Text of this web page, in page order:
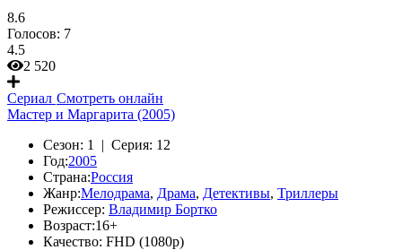
8.6
Голосов: 7
4.5
2 520
Сериал Смотреть онлайн
Мастер и Маргарита (2005)
Сезон: 1 | Серия: 12
Год:2005
Страна:Россия
Жанр:Мелодрама, Драма, Детективы, Триллеры
Режиссер: Владимир Бортко
Возраст:16+
Качество: FHD (1080p)